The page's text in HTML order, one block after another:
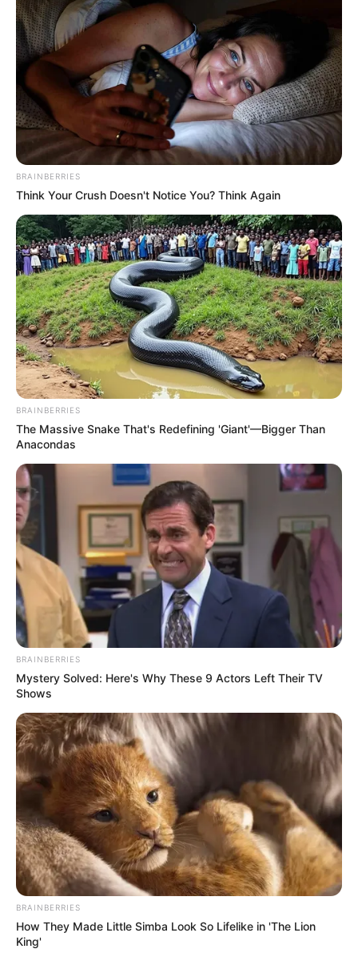
BRAINBERRIES
Think Your Crush Doesn't Notice You? Think Again
BRAINBERRIES
The Massive Snake That's Redefining 'Giant'—Bigger Than
Anacondas
BRAINBERRIES
Mystery Solved: Here's Why These 9 Actors Left Their TV
Shows
BRAINBERRIES
How They Made Little Simba Look So Lifelike in 'The Lion
King'